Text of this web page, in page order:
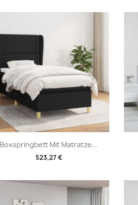
Boxspringbett Mit Matratze...
523,27 €
Vorschau